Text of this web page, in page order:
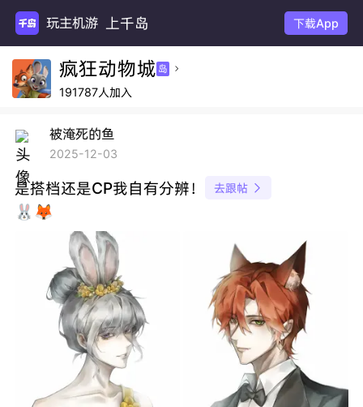
玩主机游 上千岛 下载App
疯狂动物城 岛 
191787人加入
被淹死的鱼
2025-12-03
是搭档还是CP我自有分辨！ 去跟帖 
🐰🦊